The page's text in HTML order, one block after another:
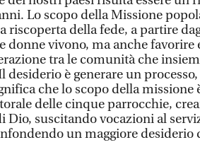
Lo scopo della Missione
riscoperta della fede, a partire
donne vivono, ma anche favorire
tra le comunità che
desiderio è generare un
che lo scopo della missione
delle cinque parrocchie,
Dio, suscitando vocazioni al
un maggiore desiderio